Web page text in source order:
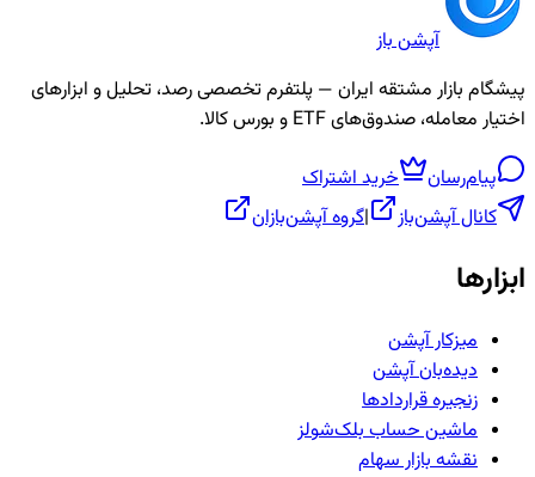
آپشن باز
پیشگام بازار مشتقه ایران — پلتفرم تخصصی رصد، تحلیل و ابزارهای
اختیار معامله، صندوق‌های ETF و بورس کالا.
پیام‌رسان
خرید اشتراک
کانال آپشن‌باز
|گروه آپشن‌بازان
ابزارها
میزکار آپشن
دیده‌بان آپشن
زنجیره قراردادها
ماشین حساب بلک‌شولز
نقشه بازار سهام